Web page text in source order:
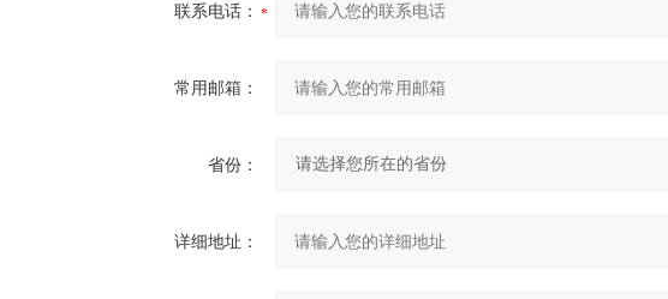
联系电话：
常用邮箱：
省份：
详细地址：